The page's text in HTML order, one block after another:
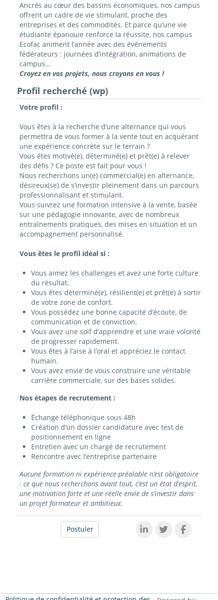
Ancrés au cœur des bassins économiques, nos campus
offrent un cadre de vie stimulant, proche des
entreprises et des commodités. Et parce qu’une vie
étudiante épanouie renforce la réussite, nos campus
Ecofac animent l’année avec des événements
fédérateurs : journées d’intégration, animations de
campus…
Croyez en vos projets, nous croyons en vous !
Profil recherché (wp)
Votre profil :
Vous êtes à la recherche d’une alternance qui vous
permettra de vous former à la vente tout en acquérant
une expérience concrète sur le terrain ?
Vous êtes motivé(e), déterminé(e) et prêt(e) à relever
des défis ? Ce poste est fait pour vous !
Nous recherchons un(e) commercial(e) en alternance,
désireux(se) de s’investir pleinement dans un parcours
professionnalisant et stimulant.
Vous suivrez une formation intensive à la vente, basée
sur une pédagogie innovante, avec de nombreux
entraînements pratiques, des mises en situation et un
accompagnement personnalisé.
Vous êtes le profil idéal si :
Vous aimez les challenges et avez une forte culture
du résultat.
Vous êtes déterminé(e), résilient(e) et prêt(e) à sortir
de votre zone de confort.
Vous possédez une bonne capacité d’écoute, de
communication et de conviction.
Vous avez une soif d’apprendre et une vraie volonté
de progresser rapidement.
Vous êtes à l’aise à l’oral et appréciez le contact
humain.
Vous avez envie de vous construire une véritable
carrière commerciale, sur des bases solides.
Nos étapes de recrutement :
Échange téléphonique sous 48h
Création d’un dossier candidature avec test de
positionnement en ligne
Entretien avec un chargé de recrutement
Rencontre avec l’entreprise partenaire
Aucune formation ni expérience préalable n’est obligatoire
: ce que nous recherchons avant tout, c’est un état d’esprit,
une motivation forte et une réelle envie de s’investir dans
un projet formateur et ambitieux.
Postuler